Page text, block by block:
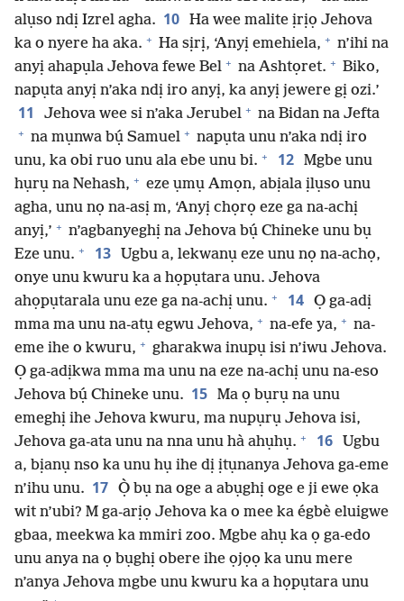
alụso ndị Izrel agha. 10 Ha wee malite ịrịọ Jehova
ka o nyere ha aka. + Ha sịrị, ‘Anyị emehiela, + n’ihi na
anyị ahapụla Jehova fewe Bel + na Ashtọret. + Biko,
napụta anyị n’aka ndị iro anyị, ka anyị jewere gị ozi.’
11 Jehova wee si n’aka Jerubel + na Bidan na Jefta
+ na mụnwa bụ́ Samuel + napụta unu n’aka ndị iro
unu, ka obi ruo unu ala ebe unu bi. + 12 Mgbe unu
hụrụ na Nehash, + eze ụmụ Amọn, abịala ịlụso unu
agha, unu nọ na-asị m, ‘Anyị chọrọ eze ga na-achị
anyị,’ + n’agbanyeghị na Jehova bụ́ Chineke unu bụ
Eze unu. + 13
Ugbu a, lekwanụ eze unu nọ na-achọ,
onye unu kwuru ka a họpụtara unu. Jehova
ahọpụtarala unu eze ga na-achị unu. + 14 Ọ ga-adị
mma ma unu na-atụ egwu Jehova, + na-efe ya, + na-
eme ihe o kwuru, + gharakwa inupụ isi n’iwu Jehova.
Ọ ga-adịkwa mma ma unu na eze na-achị unu na-eso
Jehova bụ́ Chineke unu. 15 Ma ọ bụrụ na unu
emeghị ihe Jehova kwuru, ma nupụrụ Jehova isi,
Jehova ga-ata unu na nna unu hà ahụhụ. + 16
Ugbu
a, bịanụ nso ka unu hụ ihe dị ịtụnanya Jehova ga-eme
n’ihu unu. 17 Ọ̀ bụ na oge a abụghị oge e ji ewe ọka
wit n’ubi? M ga-arịọ Jehova ka o mee ka égbè eluigwe
gbaa, meekwa ka mmiri zoo. Mgbe ahụ ka ọ ga-edo
unu anya na ọ bụghị obere ihe ọjọọ ka unu mere
n’anya Jehova mgbe unu kwuru ka a họpụtara unu